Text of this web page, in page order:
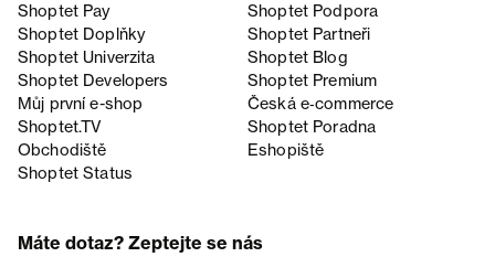
Shoptet Pay
Shoptet Podpora
Shoptet Doplňky
Shoptet Partneři
Shoptet Univerzita
Shoptet Blog
Shoptet Developers
Shoptet Premium
Můj první e-shop
Česká e‑commerce
Shoptet.TV
Shoptet Poradna
Obchodiště
Eshopiště
Shoptet Status
Máte dotaz? Zeptejte se nás